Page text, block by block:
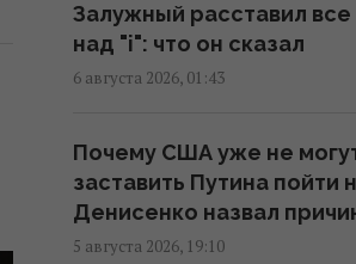
"Мы впервые готовимся к
так, как должны всегда", –
14:57 четверг, 06 августа 2026
Из-за ночного обстрела
Залужный расставил все
над "i": что он сказал
6 августа 2026, 01:43
Почему США уже не
заставить Путина пойти
Денисенко назвал
5 августа 2026, 19:10